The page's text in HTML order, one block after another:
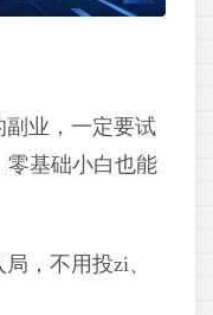
业，一定要试
零基础小白也能
，不用投zi、